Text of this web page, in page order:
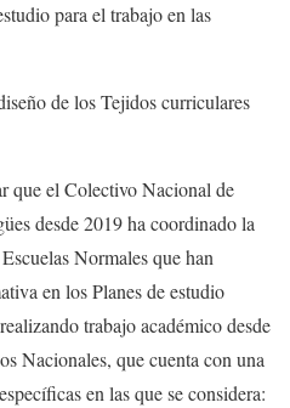
para el trabajo en las
de los Tejidos curriculares
que el Colectivo Nacional de
desde 2019 ha coordinado la
Normales que han
en los Planes de estudio
trabajo académico desde
Nacionales, que cuenta con una
en las que se considera: